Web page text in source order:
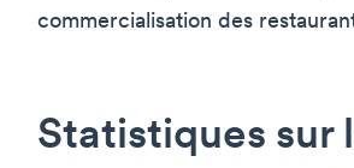
commercialisation des
Statistiques sur